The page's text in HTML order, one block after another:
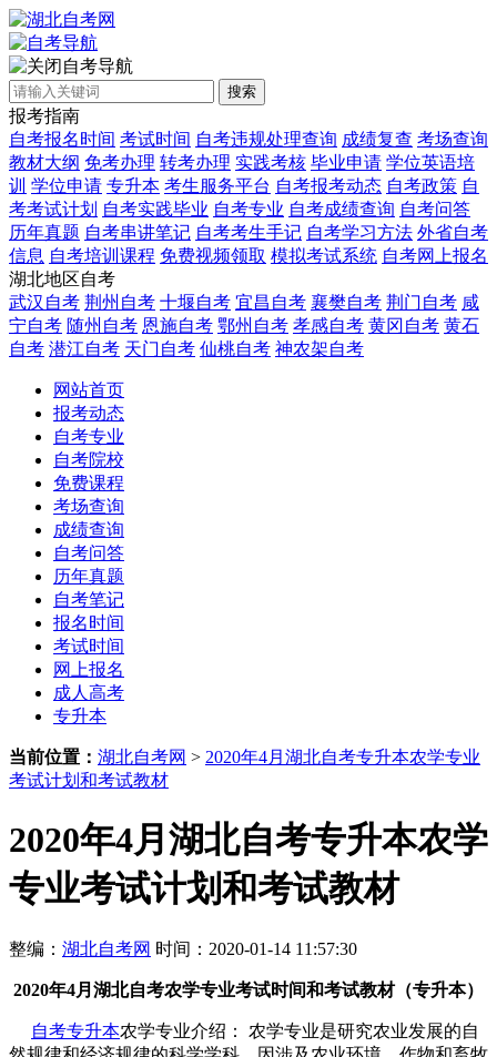
自考导航
搜索
报考指南
自考报名时间 考试时间 自考违规处理查询 成绩复查 考场查询
教材大纲 免考办理 转考办理 实践考核 毕业申请 学位英语培
训 学位申请 专升本 考生服务平台 自考报考动态 自考政策 自
考考试计划 自考实践毕业 自考专业 自考成绩查询 自考问答
历年真题 自考串讲笔记 自考考生手记 自考学习方法 外省自考
信息 自考培训课程 免费视频领取 模拟考试系统 自考网上报名
湖北地区自考
武汉自考 荆州自考 十堰自考 宜昌自考 襄樊自考 荆门自考 咸
宁自考 随州自考 恩施自考 鄂州自考 孝感自考 黄冈自考 黄石
自考 潜江自考 天门自考 仙桃自考 神农架自考
网站首页
报考动态
自考专业
自考院校
免费课程
考场查询
成绩查询
自考问答
历年真题
自考笔记
报名时间
考试时间
网上报名
成人高考
专升本
当前位置： 湖北自考网 > 2020年4月湖北自考专升本农学专业
考试计划和考试教材
2020年4月湖北自考专升本农学
专业考试计划和考试教材
整编： 湖北自考网 时间：2020-01-14 11:57:30
2020年4月湖北自考农学专业考试时间和考试教材（专升本）
自考专升本农学专业介绍： 农学专业是研究农业发展的自